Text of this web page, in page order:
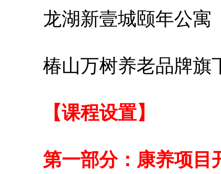
龙湖新壹城颐年公寓
椿山万树养老品牌旗
【课程设置】
第一部分：康养项目